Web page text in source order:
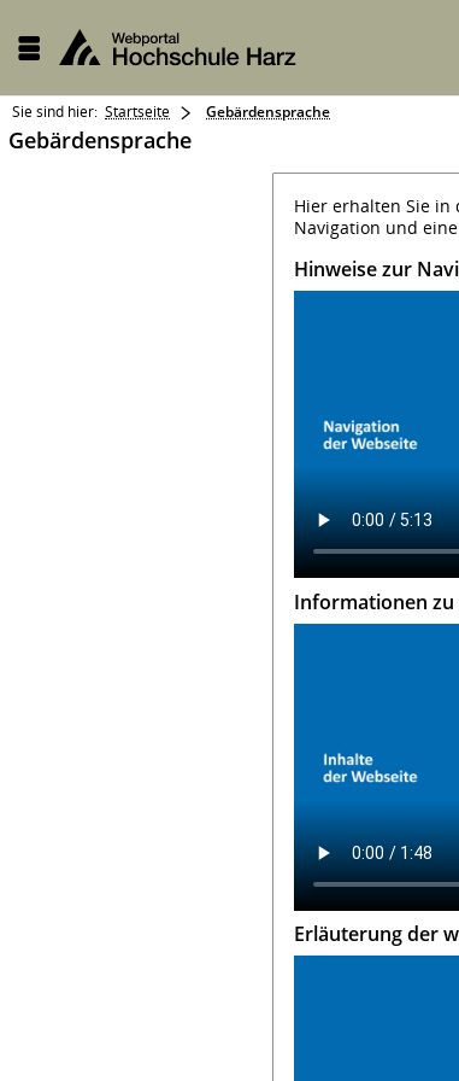
Sie sind hier: Startseite Gebärdensprache
Gebärdensprache
Hier erhalten Sie in
Navigation und
Hinweise zur
Informationen zu
Erläuterung der